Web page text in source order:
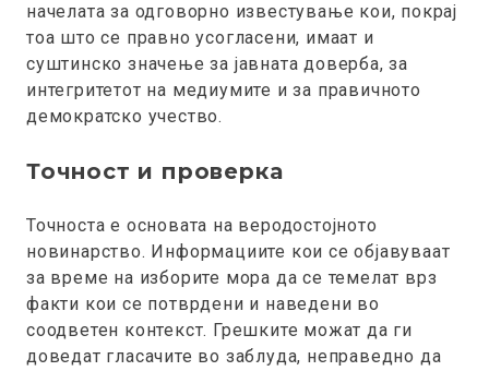
начелата за одговорно известување кои, покрај
тоа што се правно усогласени, имаат и
суштинско значење за јавната доверба, за
интегритетот на медиумите и за правичното
демократско учество.
Точност и проверка
Точноста е основата на веродостојното
новинарство. Информациите кои се објавуваат
за време на изборите мора да се темелат врз
факти кои се потврдени и наведени во
соодветен контекст. Грешките можат да ги
доведат гласачите во заблуда, неправедно да